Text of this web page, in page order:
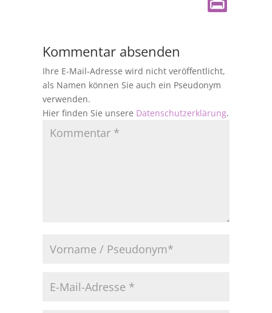
Kommentar absenden
Ihre E-Mail-Adresse wird nicht veröffentlicht,
als Namen können Sie auch ein Pseudonym
verwenden.
Hier finden Sie unsere Datenschutzerklärung.